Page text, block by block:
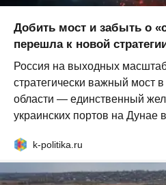
Добить мост и забыть о
перешла к новой
Россия на выходных
стратегически важный мост
области — единственный
украинских портов на Дунае
k-politika.ru